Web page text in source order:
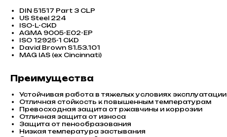
DIN 51517 Part 3 CLP
US Steel 224
ISO-L-CKD
AGMA 9005-E02-EP
ISO 12925-1 CKD
David Brown S1.53.101
MAG IAS (ex Cincinnati)
Преимущества
Устойчивая работа в тяжелых условиях эксплуатации
Отличная стойкость к повышенным температурам
Превосходная защита от ржавчины и коррозии
Отличная защита от износа
Защита от пенообразования
Низкая температура застывания